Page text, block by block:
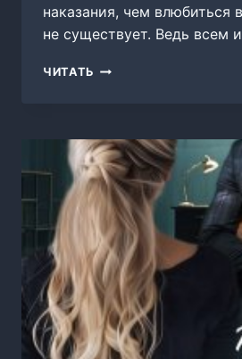
наказания, чем влюбиться
не существует. Ведь всем
ЧИТАТЬ СИДЕЛКА
СПАСТИСЬ
ЛЮБОЙ
ЦЕНОЙ